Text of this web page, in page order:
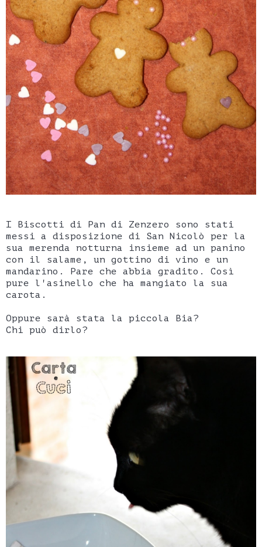
I Biscotti di Pan di Zenzero sono stati
messi a disposizione di San Nicolò per la
sua merenda notturna insieme ad un panino
con il salame, un gottino di vino e un
mandarino. Pare che abbia gradito. Così
pure l'asinello che ha mangiato la sua
carota.
Oppure sarà stata la piccola Bia?
Chi può dirlo?